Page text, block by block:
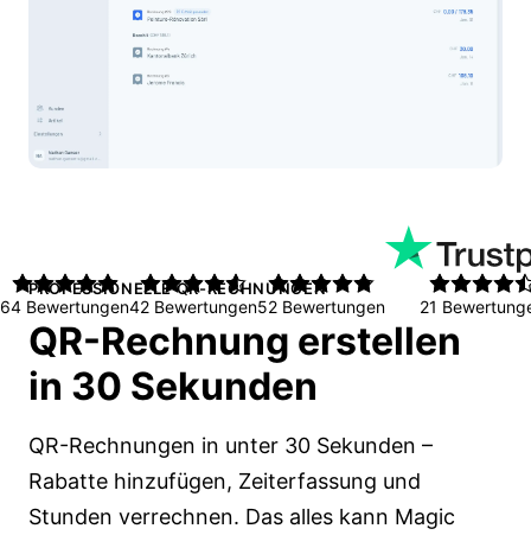
64 Bewertungen42 Bewertungen52 Bewertungen 21
PROFESSIONELLE QR-RECHNUNGEN
QR-Rechnung erstellen
in 30 Sekunden
QR-Rechnungen in unter 30 Sekunden –
Rabatte hinzufügen, Zeiterfassung und
Stunden verrechnen. Das alles kann Magic